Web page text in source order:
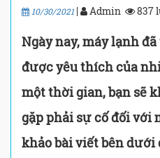
10/30/2021 | Admin 837
Ngày nay, máy lạnh
được yêu thích của
một thời gian, bạn sẽ
gặp phải sự cố đối với
khảo bài viết bên dưới